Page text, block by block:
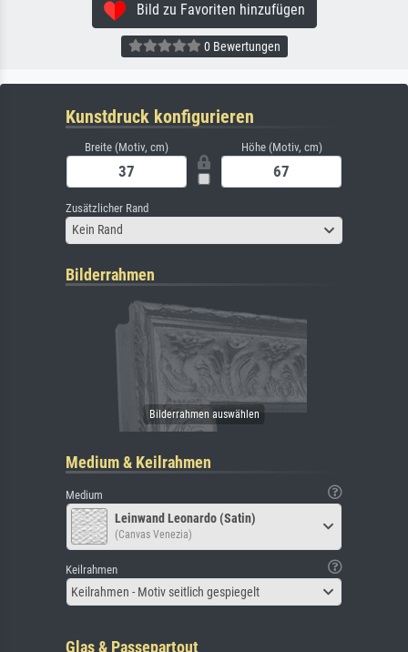
Bild zu Favoriten hinzufügen
0 Bewertungen
Kunstdruck konfigurieren
Breite (Motiv, cm) Höhe (Motiv, cm)
Zusätzlicher Rand
Kein Rand
Bilderrahmen
Medium & Keilrahmen
Medium
Leinwand Leonardo (Satin)
(Canvas Venezia)
Keilrahmen
Keilrahmen - Motiv seitlich gespiegelt
Glas & Passepartout